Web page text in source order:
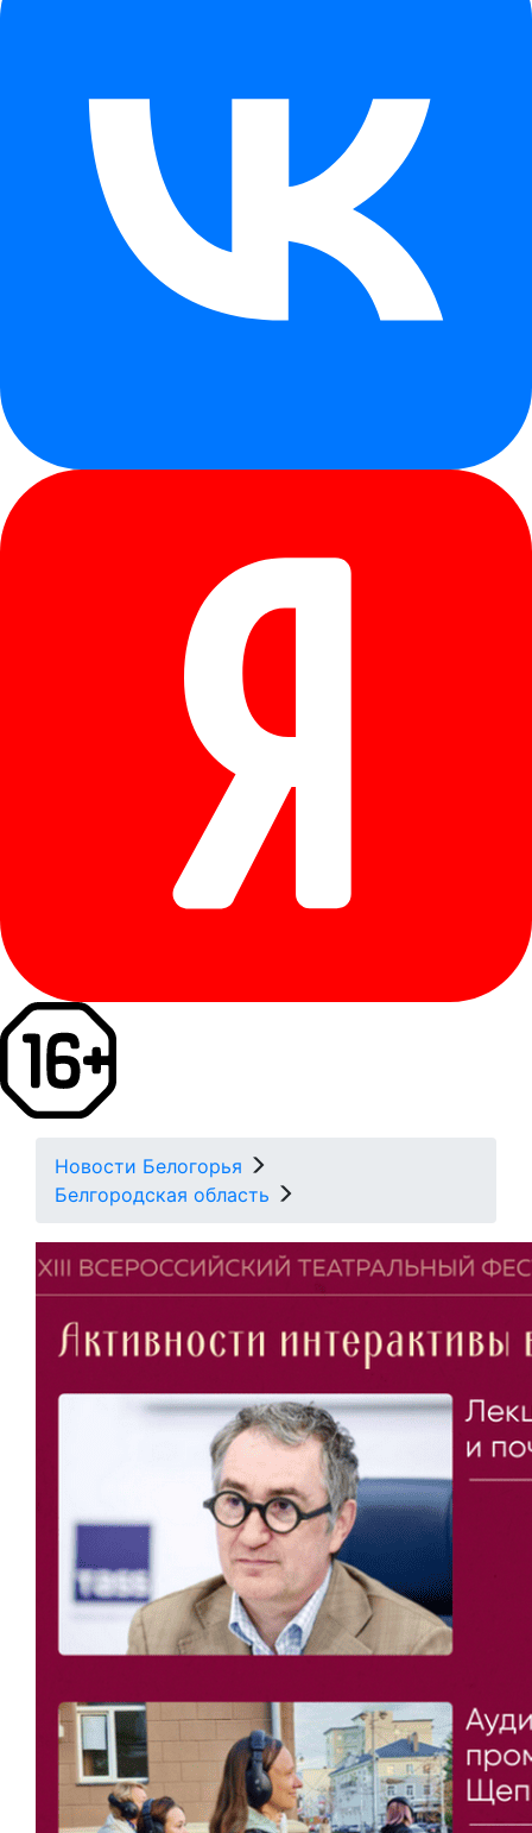
Новости Белогорья
Белгородская область